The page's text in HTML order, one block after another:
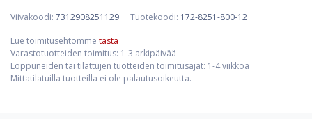
Viivakoodi: 7312908251129 Tuotekoodi: 172-8251-800-12
Lue toimitusehtomme tästä
Varastotuotteiden toimitus: 1-3 arkipäivää
Loppuneiden tai tilattujen tuotteiden toimitusajat: 1-4 viikkoa
Mittatilatuilla tuotteilla ei ole palautusoikeutta.